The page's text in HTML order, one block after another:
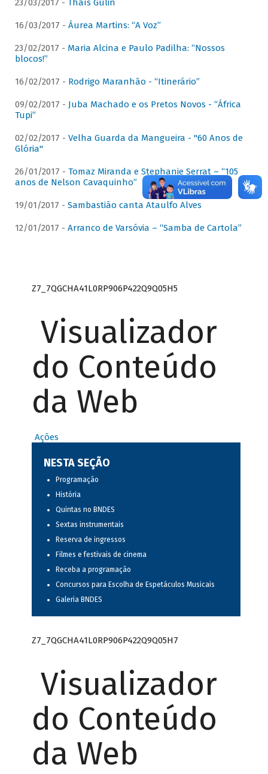
23/03/2017 - Thaís Gulin
16/03/2017 - Áurea Martins: “A Voz”
23/02/2017 - Maria Alcina e Paulo Padilha: “Nossos
blocos!”
16/02/2017 - Rodrigo Maranhão - “Itinerário”
09/02/2017 - Juba Machado e os Pretos Novos - “África
Tupi”
02/02/2017 - Velha Guarda da Mangueira - "60 Anos de
Glória"
26/01/2017 - Tomaz Miranda e Stephanie Serrat – “105
anos de Nelson Cavaquinho”
19/01/2017 - Sambastião canta Ataulfo Alves
12/01/2017 - Arranco de Varsóvia – “Samba de Cartola”
Z7_7QGCHA41L0RP906P422Q9Q05H5
Visualizador
do Conteúdo
da Web
Ações
NESTA SEÇÃO
Programação
História
Quintas no BNDES
Sextas instrumentais
Reserva de ingressos
Filmes e festivais de cinema
Receba a programação
Concursos para Escolha de Espetáculos Musicais
Galeria BNDES
Z7_7QGCHA41L0RP906P422Q9Q05H7
Visualizador
do Conteúdo
da Web